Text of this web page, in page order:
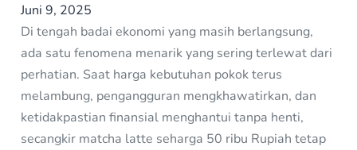
Juni 9, 2025
Di tengah badai ekonomi yang masih berlangsung,
ada satu fenomena menarik yang sering terlewat dari
perhatian. Saat harga kebutuhan pokok terus
melambung, pengangguran mengkhawatirkan, dan
ketidakpastian finansial menghantui tanpa henti,
secangkir matcha latte seharga 50 ribu Rupiah tetap